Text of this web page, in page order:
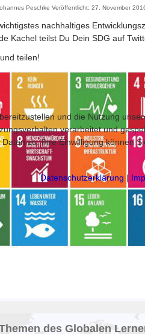
Peschke Veröffentlicht: 27. November
nachhaltiges
Kachel teilst Du Dein SDG auf
teilen!
des Globalen
und die Nutzung
verarbeitet und
zu. Ihre Einwilligung können
Datenschutzerklärung |